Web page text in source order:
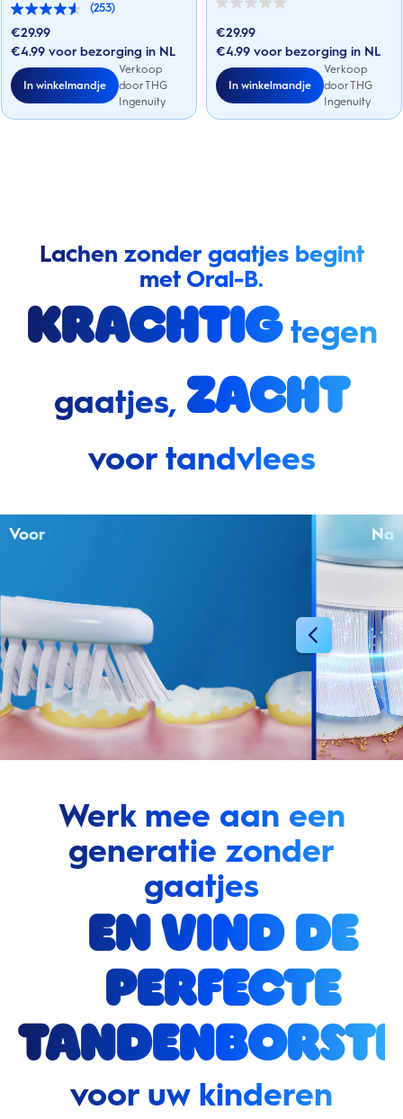
(253)
4.5
van
5
sterren.
253
beoordelingen
€29.99
€4.99 voor bezorging in NL
In winkelmandje
Verkoop
door THG
Ingenuity
0.0
de
5
€29.99
€4.99 voor bezorging in NL
In winkelmandje
Verkoop
door THG
Ingenuity
Lachen zonder gaatjes begint
met Oral-B.
Krachtigtegen
gaatjes, zacht
voor tandvlees
Voor Na
Werk mee aan een
generatie zonder
gaatjes
en vind de
perfecte
voor uw kinderen